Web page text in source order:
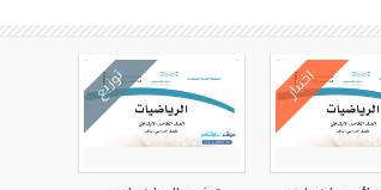
اختبار توزيع